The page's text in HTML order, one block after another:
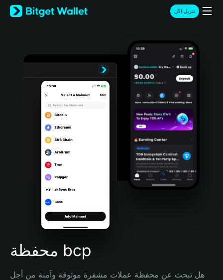
English
日本語
Türkçe
Português (Portugal)
Bahasa Indonesia
Português (Brasil)
Español (Argentina)
تنزيل الآن
محفظة bcp
هل تبحث عن محفظة عملات مشفرة موثوقة وآمنة من أجل